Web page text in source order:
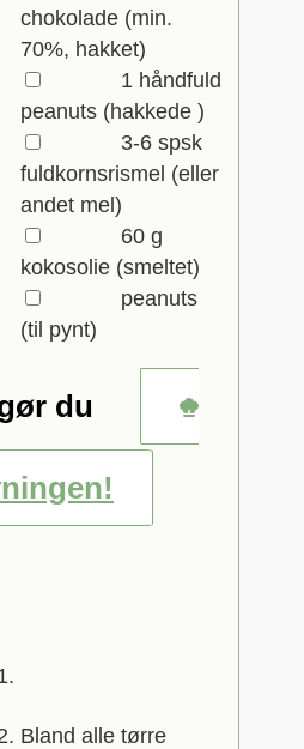
chokolade (min.
70%, hakket)
1 håndfuld
peanuts (hakkede )
3-6 spsk
fuldkornsrismel (eller
andet mel)
60 g
kokosolie (smeltet)
peanuts
(til pynt)
du
Bland alle tørre